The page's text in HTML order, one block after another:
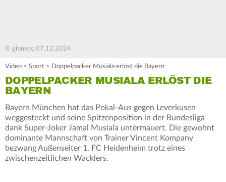
© glomex, 07.12.2024
Video > Sport > Doppelpacker Musiala erlöst die Bayern
DOPPELPACKER MUSIALA ERLÖST DIE
BAYERN
Bayern München hat das Pokal-Aus gegen Leverkusen
weggesteckt und seine Spitzenposition in der Bundesliga
dank Super-Joker Jamal Musiala untermauert. Die gewohnt
dominante Mannschaft von Trainer Vincent Kompany
bezwang Außenseiter 1. FC Heidenheim trotz eines
zwischenzeitlichen Wacklers.